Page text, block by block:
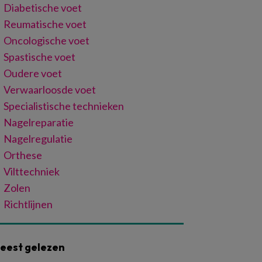
Diabetische voet
Reumatische voet
Oncologische voet
Spastische voet
Oudere voet
Verwaarloosde voet
Specialistische technieken
Nagelreparatie
Nagelregulatie
Orthese
Vilttechniek
Zolen
Richtlijnen
gelezen